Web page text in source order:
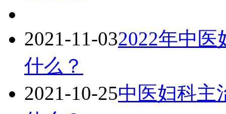
2021-11-032022年中
什么？
2021-10-25中医妇科主